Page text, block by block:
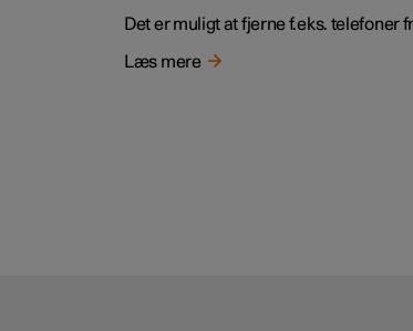
Det er muligt at fjerne f.eks.
Læs mere